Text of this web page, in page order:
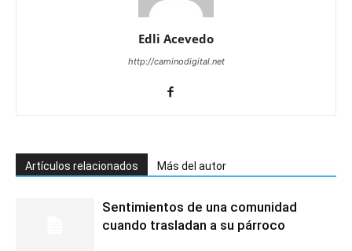
Edli Acevedo
http://caminodigital.net
Artículos relacionados Más del autor
Sentimientos de una comunidad
cuando trasladan a su párroco